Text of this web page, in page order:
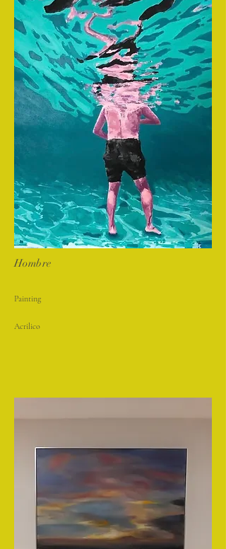
Hombre
Painting
Acrilico